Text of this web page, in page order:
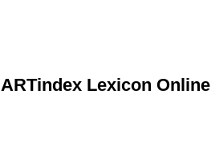
ARTindex Lexicon Online